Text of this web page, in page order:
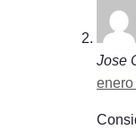
Jose
enero